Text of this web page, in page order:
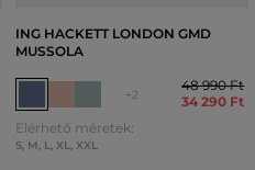
ING HACKETT LONDON GMD
MUSSOLA
+2
48 990 Ft
34 290 Ft
Elérhető méretek:
S, M, L, XL, XXL